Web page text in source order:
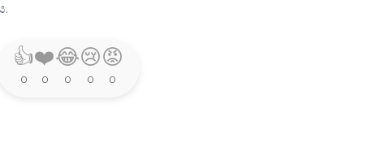
👍
0
❤️
0
😂
0
😢
0
😡
0